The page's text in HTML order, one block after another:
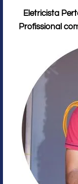
Eletricista
Profissional